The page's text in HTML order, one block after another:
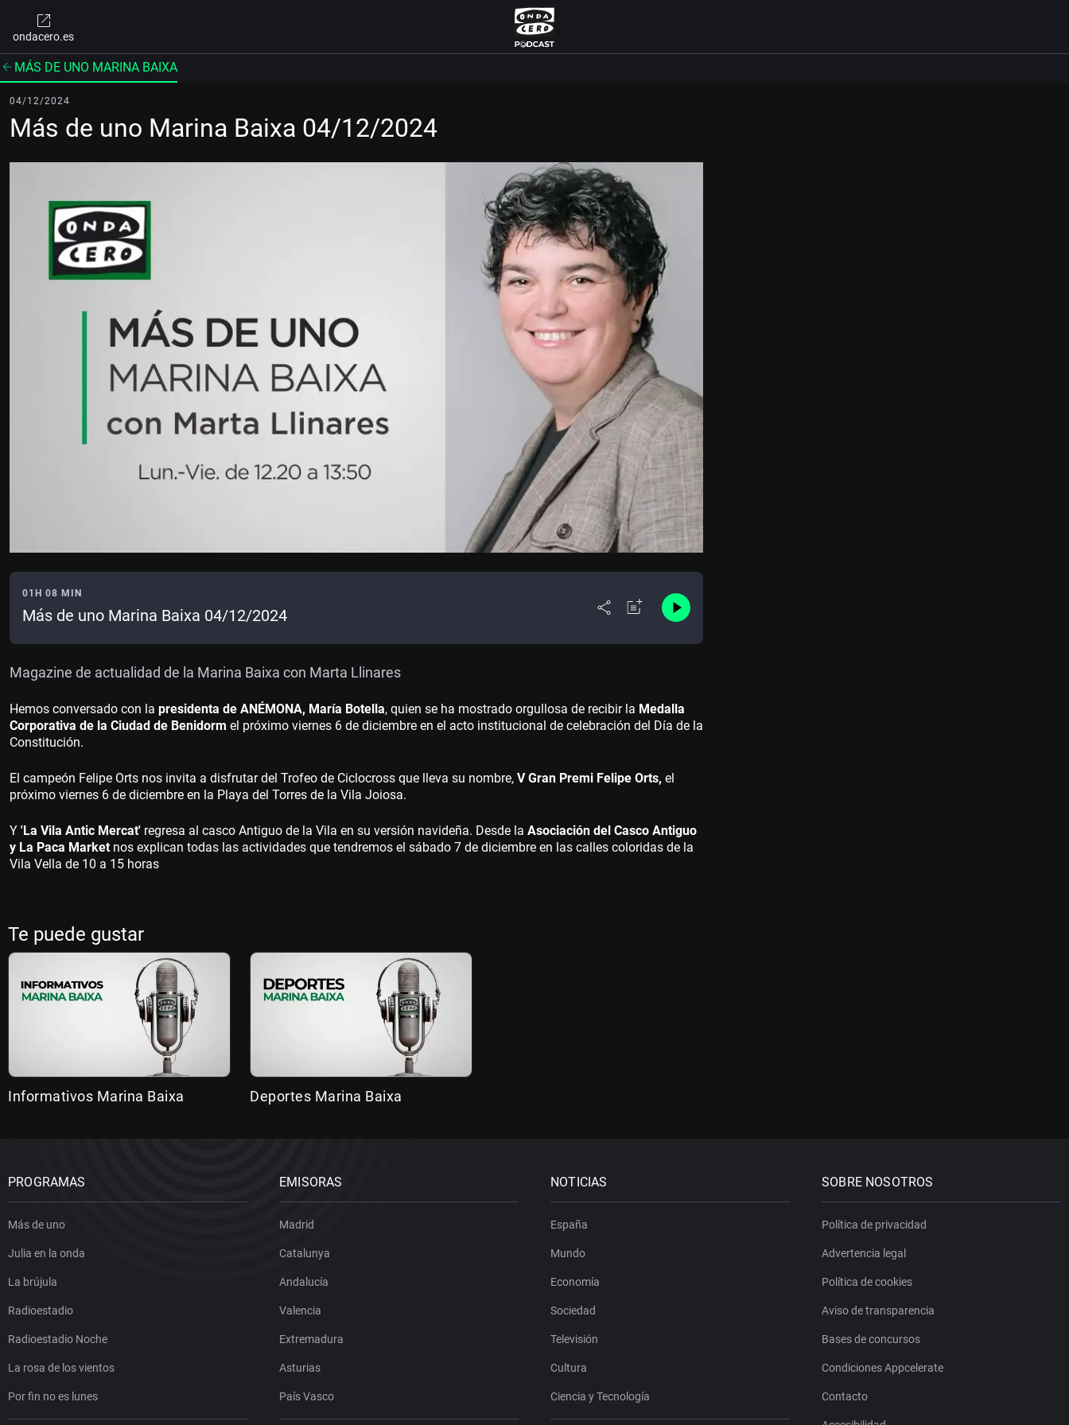
ondacero.es
MÁS DE UNO MARINA BAIXA
04/12/2024
Más de uno Marina Baixa 04/12/2024
01H 08 MIN
Más de uno Marina Baixa 04/12/2024
Magazine de actualidad de la Marina Baixa con Marta Llinares
Hemos conversado con la presidenta de ANÉMONA, María Botella, quien se ha mostrado orgullosa de recibir la Medalla
Corporativa de la Ciudad de Benidorm el próximo viernes 6 de diciembre en el acto institucional de celebración del Día de la
Constitución.
El campeón Felipe Orts nos invita a disfrutar del Trofeo de Ciclocross que lleva su nombre, V Gran Premi Felipe Orts, el
próximo viernes 6 de diciembre en la Playa del Torres de la Vila Joiosa.
Y 'La Vila Antic Mercat' regresa al casco Antiguo de la Vila en su versión navideña. Desde la Asociación del Casco Antiguo
y La Paca Market nos explican todas las actividades que tendremos el sábado 7 de diciembre en las calles coloridas de la
Vila Vella de 10 a 15 horas
Te puede gustar
Informativos Marina Baixa Deportes Marina Baixa
PROGRAMAS
Más de uno
Julia en la onda
La brújula
Radioestadio
Radioestadio Noche
La rosa de los vientos
Por fin no es lunes
EMISORAS
Madrid
Catalunya
Andalucía
Valencia
Extremadura
Asturias
País Vasco
NOTICIAS
España
Mundo
Economía
Sociedad
Televisión
Cultura
Ciencia y Tecnología
SOBRE NOSOTROS
Política de privacidad
Advertencia legal
Política de cookies
Aviso de transparencia
Bases de concursos
Condiciones Appcelerate
Contacto